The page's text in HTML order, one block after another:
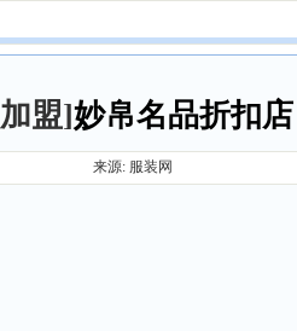
盟]妙帛名品折扣店
来源: 服装网